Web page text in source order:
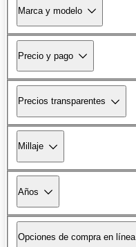
Marca y modelo
Precio y pago
Precios transparentes
Millaje
Años
Opciones de compra en línea